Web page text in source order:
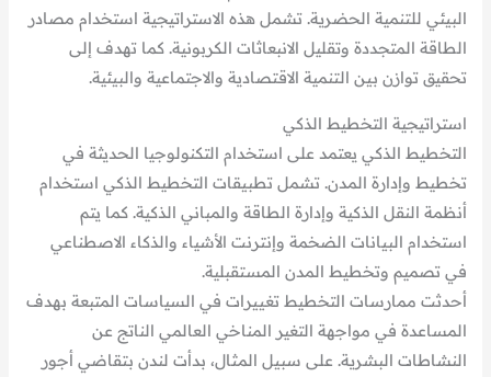
البيئي للتنمية الحضرية. تشمل هذه الاستراتيجية استخدام مصادر
الطاقة المتجددة وتقليل الانبعاثات الكربونية. كما تهدف إلى
تحقيق توازن بين التنمية الاقتصادية والاجتماعية والبيئية.
استراتيجية التخطيط الذكي
التخطيط الذكي يعتمد على استخدام التكنولوجيا الحديثة في
تخطيط وإدارة المدن. تشمل تطبيقات التخطيط الذكي استخدام
أنظمة النقل الذكية وإدارة الطاقة والمباني الذكية. كما يتم
استخدام البيانات الضخمة وإنترنت الأشياء والذكاء الاصطناعي
في تصميم وتخطيط المدن المستقبلية.
أحدثت ممارسات التخطيط تغييرات في السياسات المتبعة بهدف
المساعدة في مواجهة التغير المناخي العالمي الناتج عن
النشاطات البشرية. على سبيل المثال، بدأت لندن بتقاضي أجور